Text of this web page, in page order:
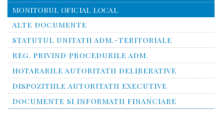
MONITORUL OFICIAL LOCAL
ALTE DOCUMENTE
STATUTUL UNITATII ADM.-TERITORIALE
REG. PRIVIND PROCEDURILE ADM.
HOTARARILE AUTORITATII DELIBERATIVE
DISPOZITIILE AUTORITATII EXECUTIVE
DOCUMENTE SI INFORMATII FINANCIARE